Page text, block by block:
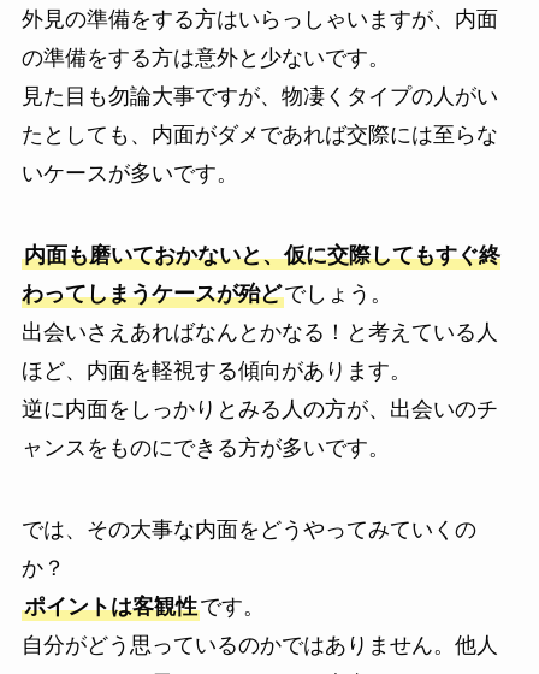
外見の準備をする方はいらっしゃいますが、内面
の準備をする方は意外と少ないです。
見た目も勿論大事ですが、物凄くタイプの人がい
たとしても、内面がダメであれば交際には至らな
いケースが多いです。
内面も磨いておかないと、仮に交際してもすぐ終
わってしまうケースが殆どでしょう。
出会いさえあればなんとかなる！と考えている人
ほど、内面を軽視する傾向があります。
逆に内面をしっかりとみる人の方が、出会いのチ
ャンスをものにできる方が多いです。
では、その大事な内面をどうやってみていくの
か？
ポイントは客観性です。
自分がどう思っているのかではありません。他人